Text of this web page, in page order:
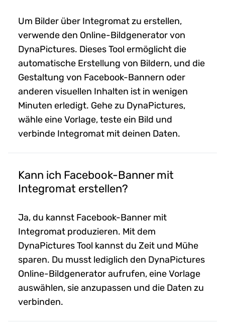
Um Bilder über Integromat zu erstellen,
verwende den Online-Bildgenerator von
DynaPictures. Dieses Tool ermöglicht die
automatische Erstellung von Bildern, und die
Gestaltung von Facebook-Bannern oder
anderen visuellen Inhalten ist in wenigen
Minuten erledigt. Gehe zu DynaPictures,
wähle eine Vorlage, teste ein Bild und
verbinde Integromat mit deinen Daten.
Kann ich Facebook-Banner mit
Integromat erstellen?
Ja, du kannst Facebook-Banner mit
Integromat produzieren. Mit dem
DynaPictures Tool kannst du Zeit und Mühe
sparen. Du musst lediglich den DynaPictures
Online-Bildgenerator aufrufen, eine Vorlage
auswählen, sie anzupassen und die Daten zu
verbinden.